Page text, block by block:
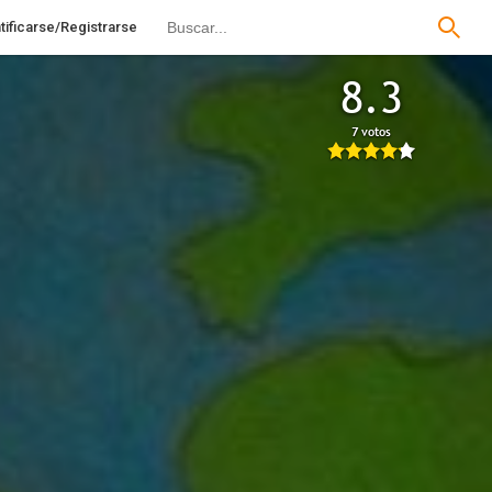
Registrarse
8.3
7 votos